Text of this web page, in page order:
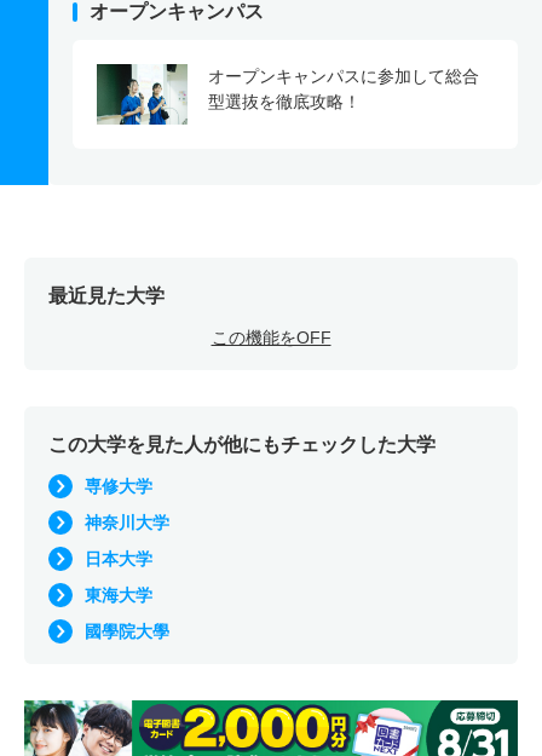
オープンキャンパス
オープンキャンパスに参加して総合
型選抜を徹底攻略！
最近見た大学
この機能をOFF
この大学を見た人が他にもチェックした大学
専修大学
神奈川大学
日本大学
東海大学
國學院大學